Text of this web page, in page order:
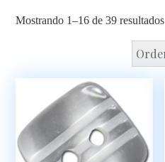
Mostrando 1–16 de 39 resultados